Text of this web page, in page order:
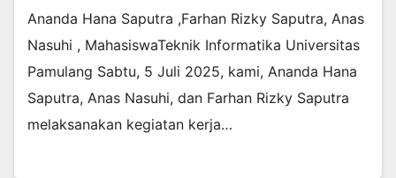
Ananda Hana Saputra ,Farhan Rizky Saputra, Anas
Nasuhi , MahasiswaTeknik Informatika Universitas
Pamulang Sabtu, 5 Juli 2025, kami, Ananda Hana
Saputra, Anas Nasuhi, dan Farhan Rizky Saputra
melaksanakan kegiatan kerja…